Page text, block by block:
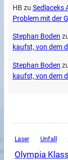
HB zu Sedlaceks
Problem mit der
Stephan Boden
kaufst, von dem
Stephan Boden
kaufst, von dem
Laser Unfall
Olympia